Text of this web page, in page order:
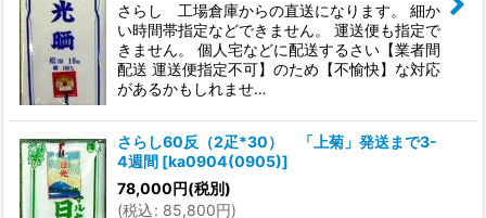
さらし 工場倉庫からの直送になります。 細か
い時間帯指定などできません。 運送便も指定で
きません。 個人宅などに配送するさい【業者間
配送 運送便指定不可】のため【不愉快】な対応
があるかもしれませ…
さらし60反（2疋*30） 「上菊」発送まで3-
4週間 [ka0904(0905)]
78,000円(税別)
(税込: 85,800円)